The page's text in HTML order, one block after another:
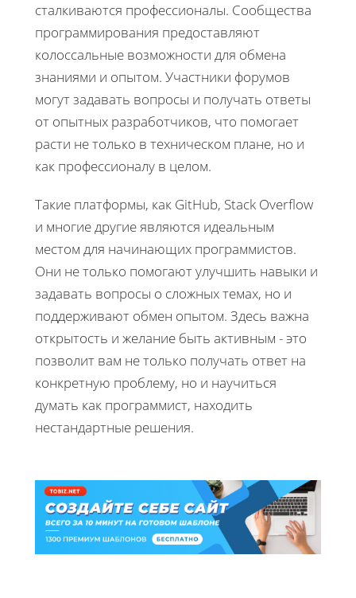
сталкиваются профессионалы. Сообщества
программирования предоставляют
колоссальные возможности для обмена
знаниями и опытом. Участники форумов
могут задавать вопросы и получать ответы
от опытных разработчиков, что помогает
расти не только в техническом плане, но и
как профессионалу в целом.
Такие платформы, как GitHub, Stack Overflow
и многие другие являются идеальным
местом для начинающих программистов.
Они не только помогают улучшить навыки и
задавать вопросы о сложных темах, но и
поддерживают обмен опытом. Здесь важна
открытость и желание быть активным - это
позволит вам не только получать ответ на
конкретную проблему, но и научиться
думать как программист, находить
нестандартные решения.